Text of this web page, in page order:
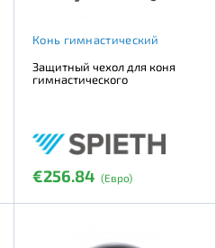
Конь гимнастический
Защитный чехол для коня
гимнастического
€256.84 (Евро)